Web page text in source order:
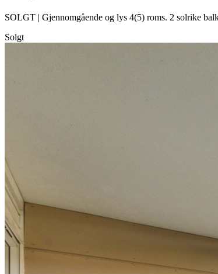
SOLGT | Gjennomgående og lys 4(5) roms. 2 solrike
Solgt